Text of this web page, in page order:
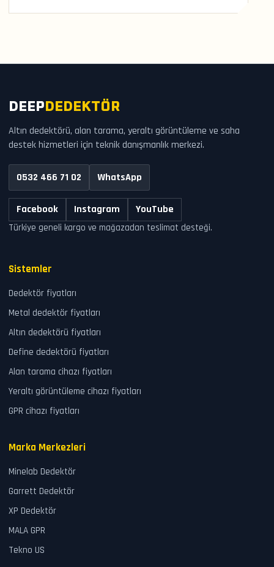
DEEP DEDEKTÖR
Altın dedektörü, alan tarama, yeraltı görüntüleme ve saha
destek hizmetleri için teknik danışmanlık merkezi.
0532 466 71 02 WhatsApp
Facebook Instagram YouTube
Türkiye geneli kargo ve mağazadan teslimat desteği.
Sistemler
Dedektör fiyatları
Metal dedektör fiyatları
Altın dedektörü fiyatları
Define dedektörü fiyatları
Alan tarama cihazı fiyatları
Yeraltı görüntüleme cihazı fiyatları
GPR cihazı fiyatları
Marka Merkezleri
Minelab Dedektör
Garrett Dedektör
XP Dedektör
MALA GPR
Tekno US